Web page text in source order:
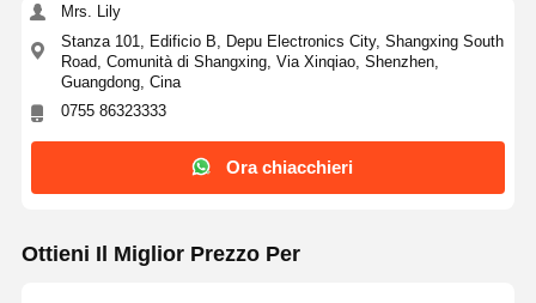
Mrs. Lily
Stanza 101, Edificio B, Depu Electronics City, Shangxing South
Road, Comunità di Shangxing, Via Xinqiao, Shenzhen,
Guangdong, Cina
0755 86323333
Ora chiacchieri
Ottieni Il Miglior Prezzo Per